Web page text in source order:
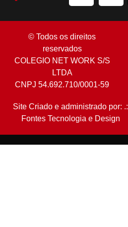
© Todos os direitos
reservados
COLEGIO NET WORK S/S
LTDA
CNPJ 54.692.710/0001-59
Site Criado e administrado por: .:
Fontes Tecnologia e Design